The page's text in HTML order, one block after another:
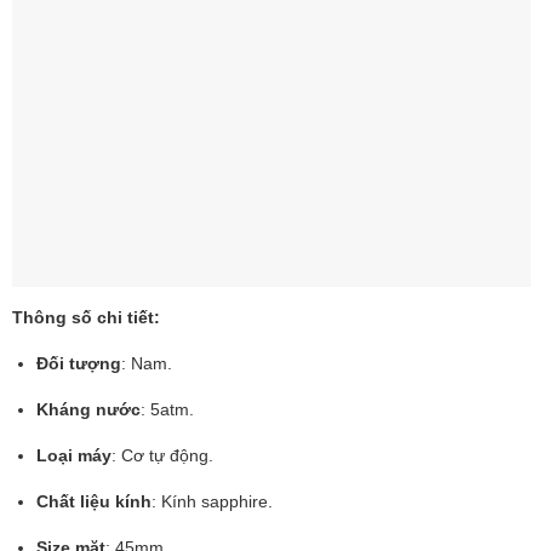
Thông số chi tiết:
Đối tượng: Nam.
Kháng nước: 5atm.
Loại máy: Cơ tự động.
Chất liệu kính: Kính sapphire.
Size mặt: 45mm.